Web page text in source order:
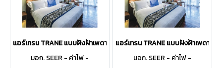
แอร์เทรน TRANE แบบฝังฝ้าเพดาน 4ทิศทาง รุ่น MCCE424B Fixed ขนา
มอก. SEER - ค่าไฟ -
แอร์เทรน TRANE แบบฝังฝ้าเพดาน
มอก. SEER - ค่าไฟ -